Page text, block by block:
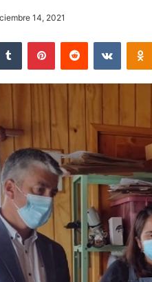
14, 2021
Tumblr PinterestReddit